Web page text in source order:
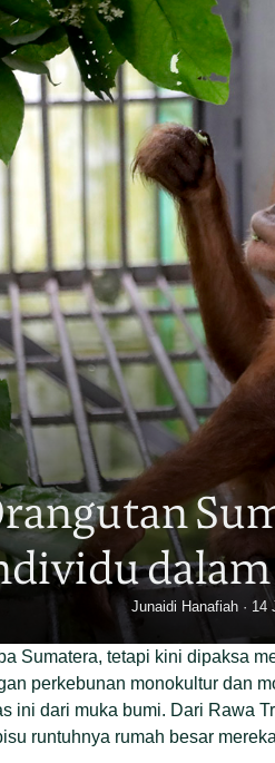
Berani,
karena
Sumatera, tetapi kini dipaksa
perkebunan monokultur dan
ini dari muka bumi. Dari Rawa
runtuhnya rumah besar